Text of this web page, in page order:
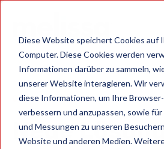
Diese Website speichert Cookies auf
Computer. Diese Cookies werden
Informationen darüber zu sammeln,
unserer Website interagieren. Wir
diese Informationen, um Ihre
verbessern und anzupassen, sowie für
und Messungen zu unseren
Website und anderen Medien.
Germany
Neue